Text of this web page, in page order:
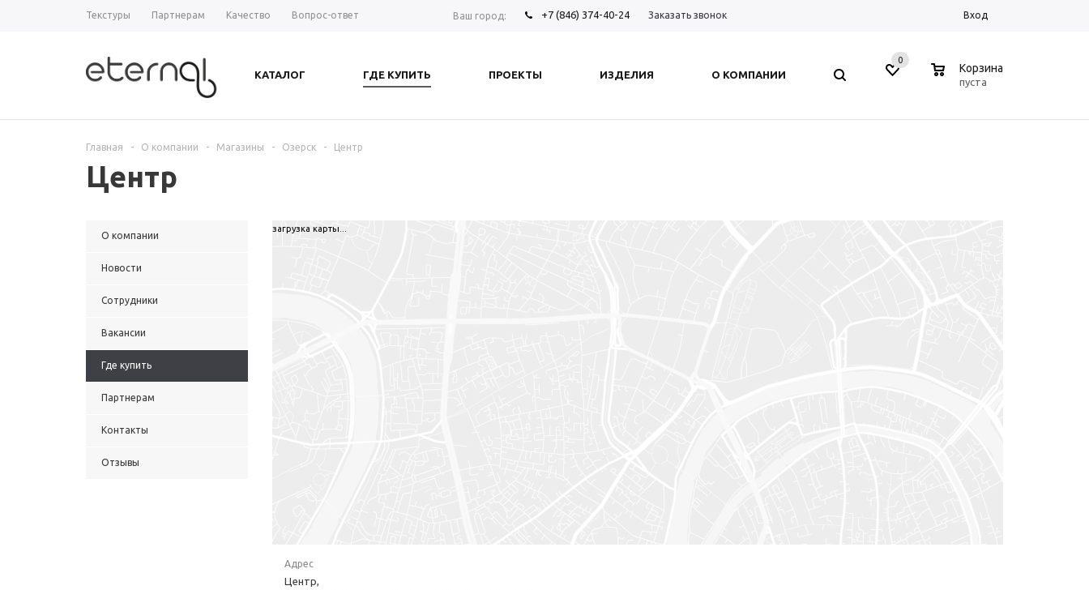
Текстуры Партнерам Качество Вопрос-ответ Ваш город: +7 (846) 374-40-24 Заказать звонок Вход
КАТАЛОГ ГДЕ КУПИТЬ ПРОЕКТЫ ИЗДЕЛИЯ О КОМПАНИИ
0
Корзина
пуста
Главная - О компании - Магазины - Озерск - Центр
Центр
О компании
Новости
Сотрудники
Вакансии
Где купить
Партнерам
Контакты
Отзывы
загрузка карты...
Адрес
Центр,